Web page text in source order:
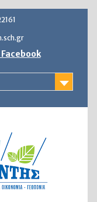
Facebook